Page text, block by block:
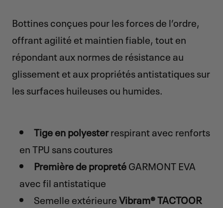
Bottines conçues pour les forces de l’ordre,
offrant agilité et maintien fiable, tout en
répondant aux normes de résistance au
glissement et aux propriétés antistatiques sur
les surfaces huileuses ou humides.
Tige en polyesterrespirant avec renforts
en TPU sans coutures
Première de propretéGARMONT EVA
avec fil antistatique
Semelle extérieureVibram® TACTOOR